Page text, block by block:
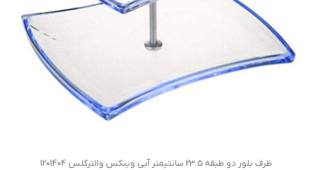
ظرف بلور دو طبقه 23.5 سانتیمتر آبی وینکس والترگلس 1201404